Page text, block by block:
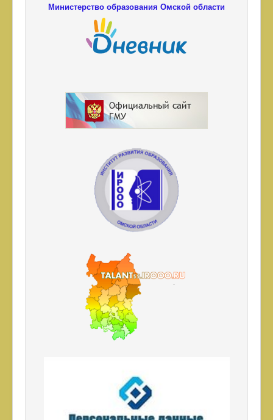
Министерство образования Омской области